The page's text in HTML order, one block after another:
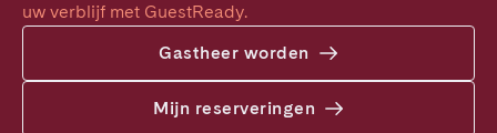
uw verblijf met GuestReady.
Gastheer worden
Mijn reserveringen